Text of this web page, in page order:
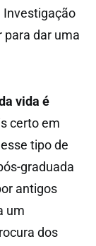
Investigação
para dar uma
vida é
certo em
tipo de
graduada
antigos
um
dos